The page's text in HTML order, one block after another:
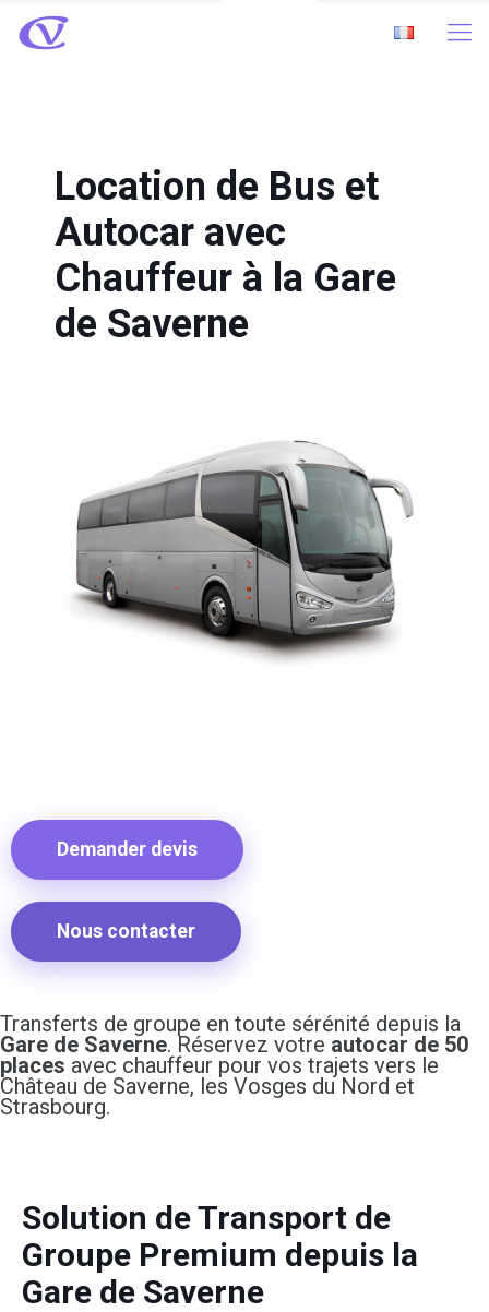
Location de Bus et
Autocar avec
Chauffeur à la Gare
de Saverne
Demander devis
Nous contacter
Transferts de groupe en toute sérénité depuis la
Gare de Saverne. Réservez votre autocar de 50
places avec chauffeur pour vos trajets vers le
Château de Saverne, les Vosges du Nord et
Strasbourg.
Solution de Transport de
Groupe Premium depuis la
Gare de Saverne